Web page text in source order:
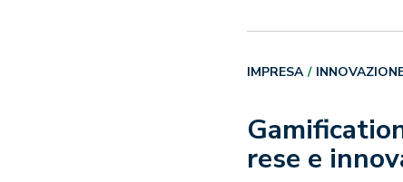
rese e
IMPRESA